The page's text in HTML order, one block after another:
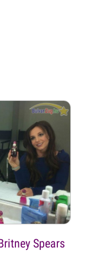
Spears